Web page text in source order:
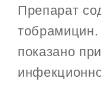
Препарат
показано